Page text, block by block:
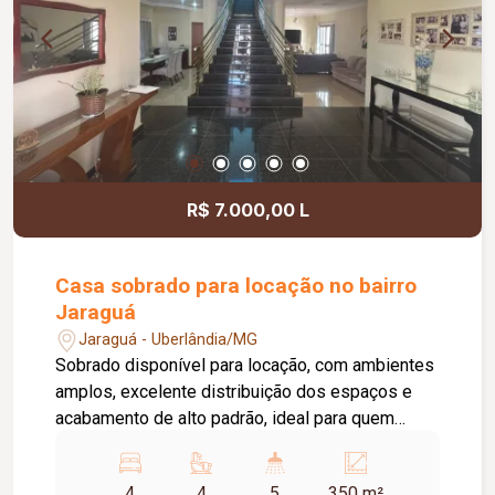
garantindo mais comodidade para os moradores.
Agende já sua visita e venha conhecer esta
excelente oportunidade de locação!
R$ 7.000,00 L
Casa sobrado para locação no bairro
Jaraguá
Jaraguá - Uberlândia/MG
Sobrado disponível para locação, com ambientes
amplos, excelente distribuição dos espaços e
acabamento de alto padrão, ideal para quem
01º piso, o imóvel dispõe de hall de entrada, sala